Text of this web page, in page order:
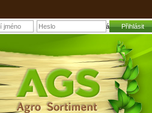
Leštící a brusná pasta tuba
Přihlásit